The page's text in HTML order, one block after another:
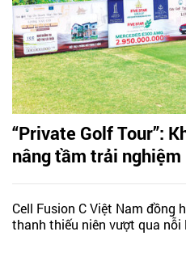
“Private Golf Tour”:
nâng tầm trải nghiệm
Cell Fusion C Việt Nam đồng
thanh thiếu niên vượt qua nỗi